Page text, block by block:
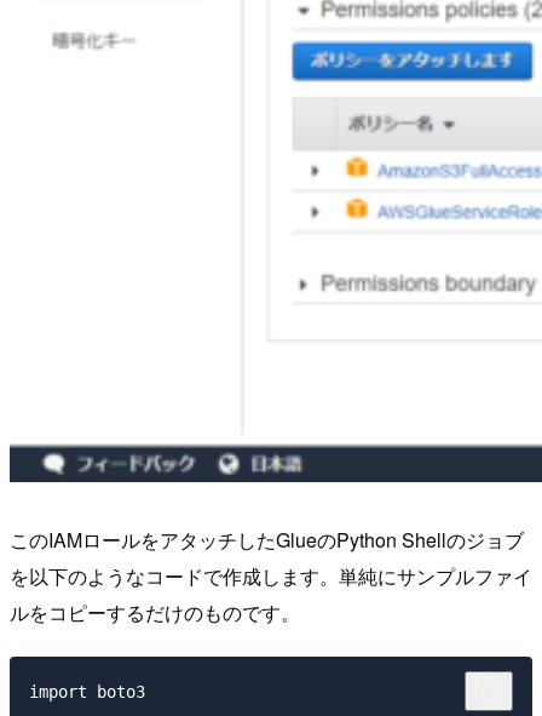
このIAMロールをアタッチしたGlueのPython Shellのジョブ
を以下のようなコードで作成します。単純にサンプルファイ
ルをコピーするだけのものです。
import boto3